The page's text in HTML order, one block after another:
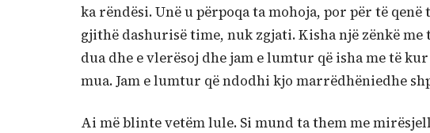
ka rëndësi. Unë u përpoqa ta mohoja, por për të
gjithë dashurisë time, nuk zgjati. Kisha një zënkë
dua dhe e vlerësoj dhe jam e lumtur që isha me të
mua. Jam e lumtur që ndodhi kjo marrëdhëniedhe
Ai më blinte vetëm lule. Si mund ta them me